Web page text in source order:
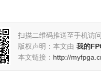
扫描二维码推送至手机访问
版权声明：本文由 我的
本文链接： http://